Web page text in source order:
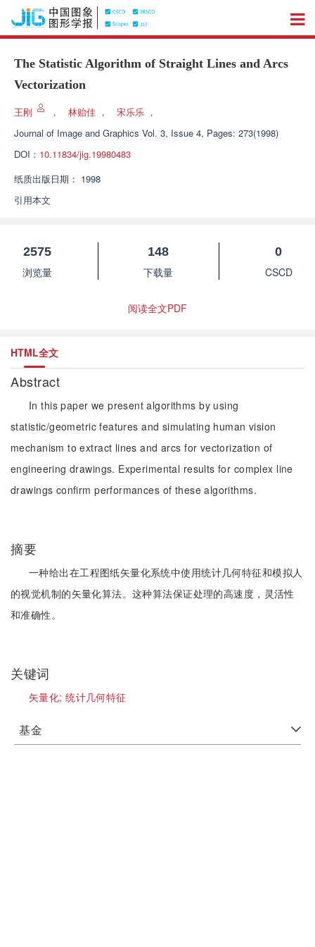
The Statistic Algorithm of Straight Lines and Arcs
Vectorization
王刚 ， 林贻佳 ， 宋乐乐 ，
Journal of Image and Graphics Vol. 3, Issue 4, Pages: 273(1998)
DOI： 10.11834/jig.19980483
纸质出版日期： 1998
引用本文
2575
浏览量
148
下载量
0
CSCD
阅读全文PDF
HTML全文
Abstract
In this paper we present algorithms by using
statistic/geometric features and simulating human vision
mechanism to extract lines and arcs for vectorization of
engineering drawings. Experimental results for complex line
drawings confirm performances of these algorithms.
摘要
一种给出在工程图纸矢量化系统中使用统计几何特征和模拟人
的视觉机制的矢量化算法。这种算法保证处理的高速度，灵活性
和准确性。
关键词
矢量化;统计几何特征
基金